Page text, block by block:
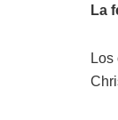
La